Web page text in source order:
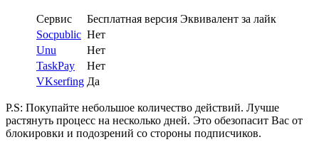
Сервис Бесплатная версия Эквивалент за лайк
Socpublic Нет
Unu
Нет
TaskPay
Нет
VKserfing Да
P.S: Покупайте небольшое количество действий. Лучше
растянуть процесс на несколько дней. Это обезопасит Вас от
блокировки и подозрений со стороны подписчиков.